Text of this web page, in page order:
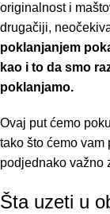
originalnost i
drugačiji,
poklanjanjem
kao i to da smo
poklanjamo.
Ovaj put ćemo
tako što ćemo
podjednako važno
Šta uzeti u